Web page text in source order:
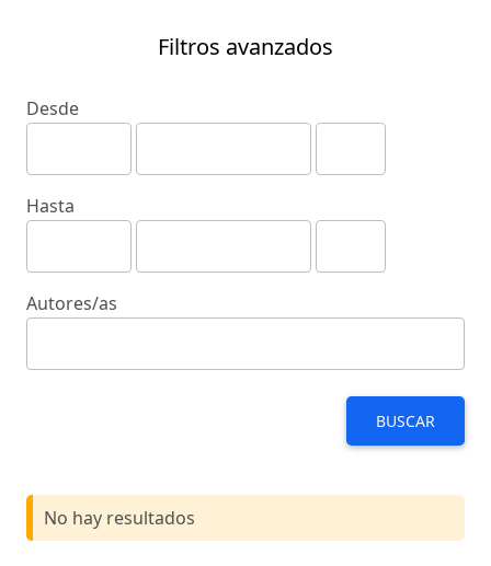
Filtros avanzados
Desde
Hasta
Autores/as
BUSCAR
No hay resultados